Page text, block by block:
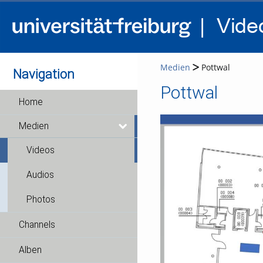
Navigation
Home
Medien
Videos
Audios
Photos
Channels
Alben
Medien Pottwal
Pottwal